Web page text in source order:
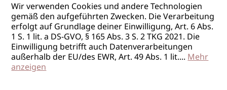
Wir verwenden Cookies und andere Technologien
gemäß den aufgeführten Zwecken. Die Verarbeitung
erfolgt auf Grundlage deiner Einwilligung, Art. 6 Abs.
1 S. 1 lit. a DS-GVO, § 165 Abs. 3 S. 2 TKG 2021. Die
Einwilligung betrifft auch Datenverarbeitungen
außerhalb der EU/des EWR, Art. 49 Abs. 1 lit....Mehr
anzeigen